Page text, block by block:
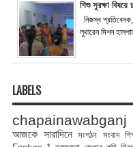
শিশু সুরক্ষা বিষয়ে
নিজস্ব প্রতিবেদক,
লুথারেন মিশন
LABELS
আজকে সারাদিনে সংগঠন সংবাদ